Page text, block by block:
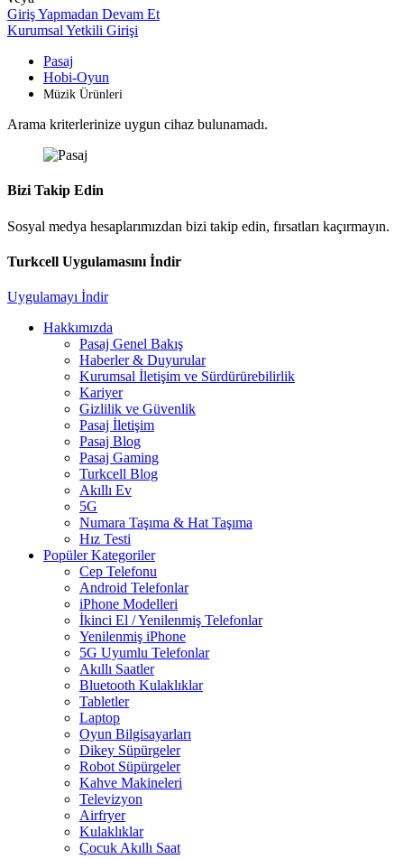
Giriş Yapmadan Devam Et
Kurumsal Yetkili Girişi
Pasaj
Hobi-Oyun
Müzik Ürünleri
Arama kriterlerinize uygun cihaz bulunamadı.
Bizi Takip Edin
Sosyal medya hesaplarımızdan bizi takip edin, fırsatları kaçırmayın.
Turkcell Uygulamasını İndir
Uygulamayı İndir
Hakkımızda
Pasaj Genel Bakış
Haberler & Duyurular
Kurumsal İletişim ve Sürdürürebilirlik
Kariyer
Gizlilik ve Güvenlik
Pasaj İletişim
Pasaj Blog
Pasaj Gaming
Turkcell Blog
Akıllı Ev
5G
Numara Taşıma & Hat Taşıma
Hız Testi
Popüler Kategoriler
Cep Telefonu
Android Telefonlar
iPhone Modelleri
İkinci El / Yenilenmiş Telefonlar
Yenilenmiş iPhone
5G Uyumlu Telefonlar
Akıllı Saatler
Bluetooth Kulaklıklar
Tabletler
Laptop
Oyun Bilgisayarları
Dikey Süpürgeler
Robot Süpürgeler
Kahve Makineleri
Televizyon
Airfryer
Kulaklıklar
Çocuk Akıllı Saat